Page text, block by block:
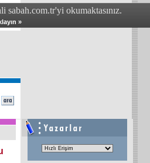
sabah.com.tr'yi okumaktasınız.
»